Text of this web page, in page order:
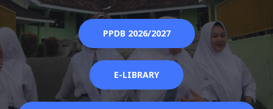
PPDB 2026/2027
E-LIBRARY